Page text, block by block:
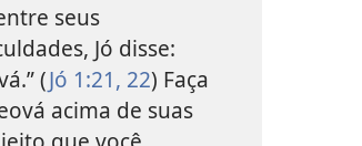
seus
Jó disse:
(Jó 1:21, 22) Faça
acima de suas